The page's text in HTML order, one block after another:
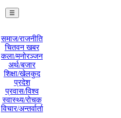
☰
समाज/राजनीति
चितवन खबर
कला/मनोरञ्जन
अर्थ/बजार
शिक्षा/खेलकुद
प्रदेश
प्रवास/विश्व
स्वास्थ्य/रोचक
विचार/अन्तर्वार्ता